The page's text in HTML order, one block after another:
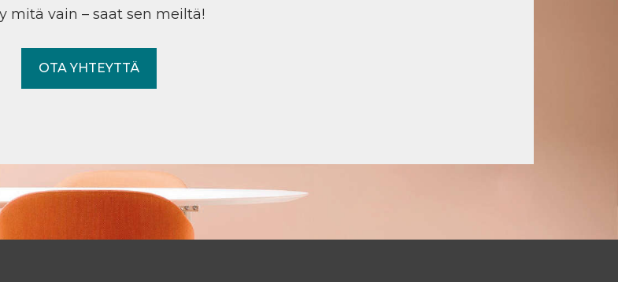
mitä vain – saat sen meiltä!
OTA YHTEYTTÄ